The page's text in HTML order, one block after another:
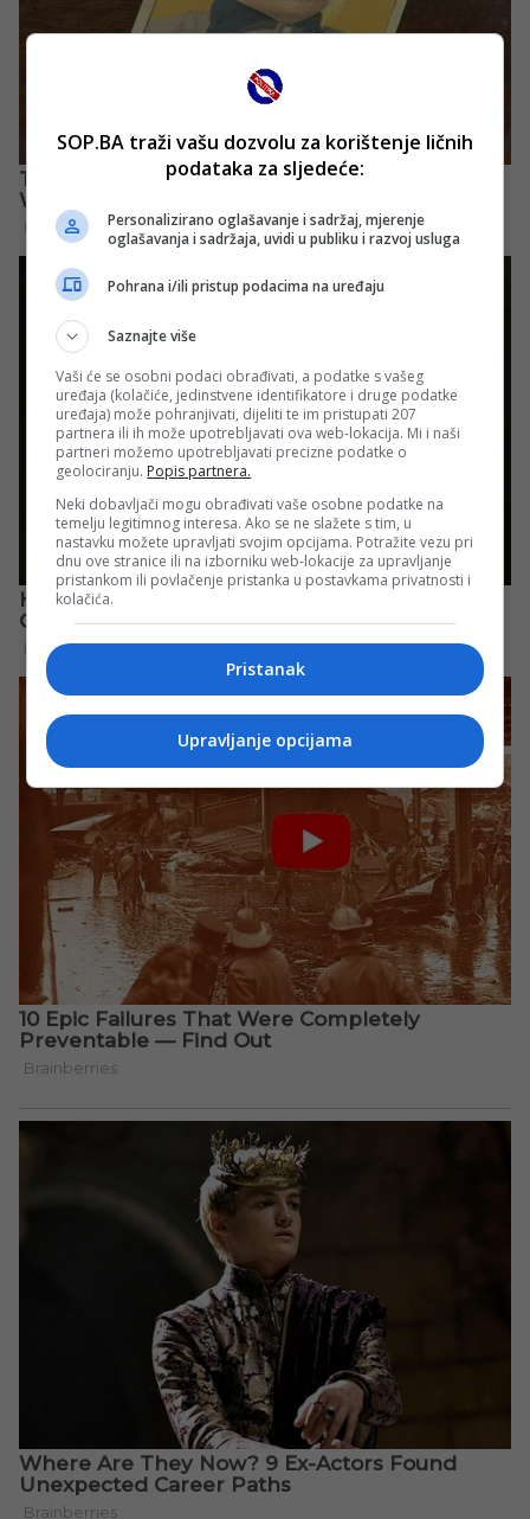
SOP.BA traži vašu dozvolu za korištenje ličnih
podataka za sljedeće:
Personalizirano oglašavanje i sadržaj, mjerenje
oglašavanja i sadržaja, uvidi u publiku i razvoj usluga
Pohrana i/ili pristup podacima na uređaju
Saznajte više
Vaši će se osobni podaci obrađivati, a podatke s vašeg
uređaja (kolačiće, jedinstvene identifikatore i druge podatke
uređaja) može pohranjivati, dijeliti te im pristupati 207
partnera ili ih može upotrebljavati ova web-lokacija. Mi i naši
partneri možemo upotrebljavati precizne podatke o
geolociranju. Popis partnera.
Neki dobavljači mogu obrađivati vaše osobne podatke na
temelju legitimnog interesa. Ako se ne slažete s tim, u
nastavku možete upravljati svojim opcijama. Potražite vezu pri
dnu ove stranice ili na izborniku web-lokacije za upravljanje
pristankom ili povlačenje pristanka u postavkama privatnosti i
kolačića.
Pristanak
Upravljanje opcijama